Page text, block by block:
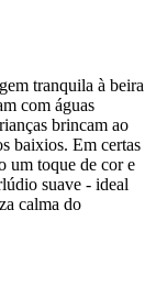
tranquila à beira
com águas
brincam ao
baixios. Em certas
um toque de cor e
suave - ideal
calma do